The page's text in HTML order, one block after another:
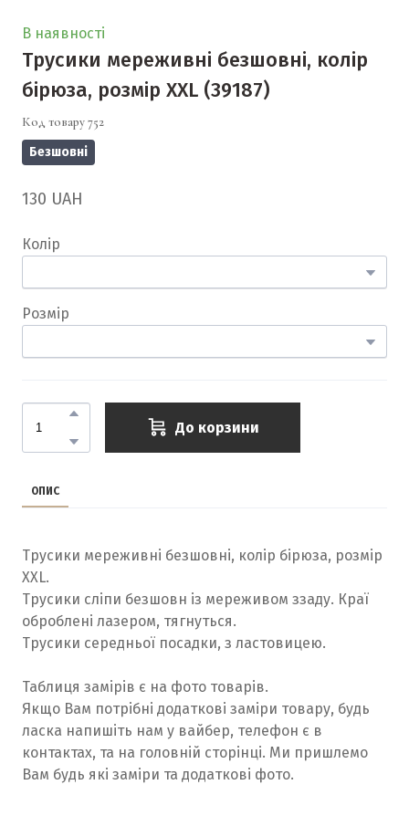
В наявності
Трусики мереживні безшовні, колір
бірюза, розмір ХXL (39187)
Код товару 752
Безшовні
130 UAH
Колір
Розмір
До корзини
ОПИС
Трусики мереживні безшовні, колір бірюза, розмір
ХXL.
Трусики сліпи безшовн із мереживом ззаду. Краї
оброблені лазером, тягнуться.
Трусики середньої посадки, з ластовицею.
Таблиця замірів є на фото товарів.
Якщо Вам потрібні додаткові заміри товару, будь
ласка напишіть нам у вайбер, телефон є в
контактах, та на головній сторінці. Ми пришлемо
Вам будь які заміри та додаткові фото.